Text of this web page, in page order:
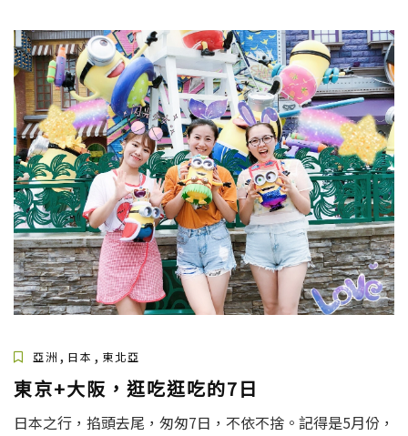
亞洲 , 日本 , 東北亞
東京+大阪，逛吃逛吃的7日
日本之行，掐頭去尾，匆匆7日，不依不捨。記得是5月份，